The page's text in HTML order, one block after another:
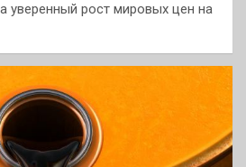
уверенный рост мировых цен на